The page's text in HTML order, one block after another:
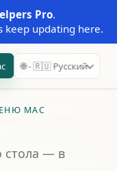
Pro.
keep updating here.
🌐 - 🇷🇺 Русский
MAC
стола — в